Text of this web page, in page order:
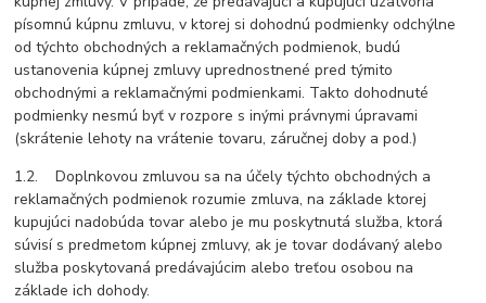
písomnú kúpnu zmluvu, v ktorej si dohodnú podmienky odchýlne
od týchto obchodných a reklamačných podmienok, budú
ustanovenia kúpnej zmluvy uprednostnené pred týmito
obchodnými a reklamačnými podmienkami. Takto dohodnuté
podmienky nesmú byť v rozpore s inými právnymi úpravami
(skrátenie lehoty na vrátenie tovaru, záručnej doby a pod.)
1.2. Doplnkovou zmluvou sa na účely týchto obchodných a
reklamačných podmienok rozumie zmluva, na základe ktorej
kupujúci nadobúda tovar alebo je mu poskytnutá služba, ktorá
súvisí s predmetom kúpnej zmluvy, ak je tovar dodávaný alebo
služba poskytovaná predávajúcim alebo treťou osobou na
základe ich dohody.